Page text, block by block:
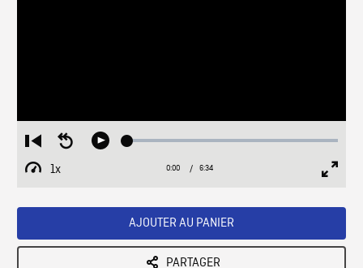
Restart
from
beginning
Seek
Play Loaded:
1x
Playback
Current
0:00 / Duration
6:34
AJOUTER AU PANIER
PARTAGER